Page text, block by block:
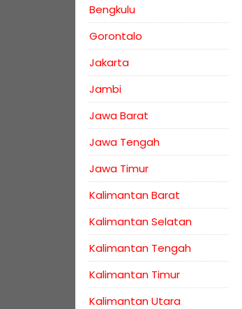
Bengkulu
Gorontalo
Jakarta
Jambi
Jawa Barat
Jawa Tengah
Jawa Timur
Kalimantan Barat
Kalimantan Selatan
Kalimantan Tengah
Kalimantan Timur
Kalimantan Utara